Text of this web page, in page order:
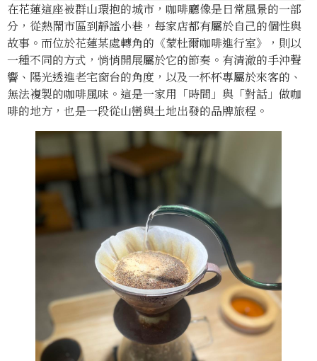
在花蓮這座被群山環抱的城市，咖啡廳像是日常風景的一部
分，從熱鬧市區到靜謐小巷，每家店都有屬於自己的個性與
故事。而位於花蓮某處轉角的《蒙杜爾咖啡進行室》，則以
一種不同的方式，悄悄開展屬於它的節奏。有清澈的手沖聲
響、陽光透進老宅窗台的角度，以及一杯杯專屬於來客的、
無法複製的咖啡風味。這是一家用「時間」與「對話」做咖
啡的地方，也是一段從山巒與土地出發的品牌旅程。